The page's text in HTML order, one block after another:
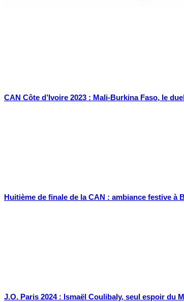
CAN Côte d’Ivoire 2023 : Mali-Burkina Faso, le
Huitième de finale de la CAN : ambiance festive
J.O. Paris 2024 : Ismaël Coulibaly, seul espoir du